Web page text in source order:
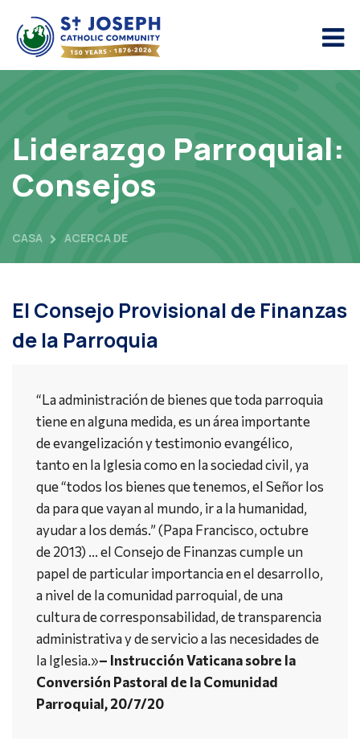
Liderazgo Parroquial:
Consejos
CASA ACERCA DE
El Consejo Provisional de Finanzas
de la Parroquia
“La administración de bienes que toda parroquia
tiene en alguna medida, es un área importante
de evangelización y testimonio evangélico,
tanto en la Iglesia como en la sociedad civil, ya
que “todos los bienes que tenemos, el Señor los
da para que vayan al mundo, ir a la humanidad,
ayudar a los demás.” (Papa Francisco, octubre
de 2013) … el Consejo de Finanzas cumple un
papel de particular importancia en el desarrollo,
a nivel de la comunidad parroquial, de una
cultura de corresponsabilidad, de transparencia
administrativa y de servicio a las necesidades de
la Iglesia.»– Instrucción Vaticana sobre la
Conversión Pastoral de la Comunidad
Parroquial, 20/7/20